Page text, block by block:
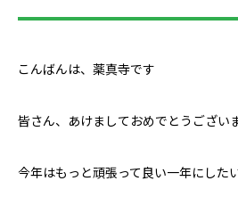
こんばんは、薬真寺です
皆さん、あけましておめでとうござい
今年はもっと頑張って良い一年にした